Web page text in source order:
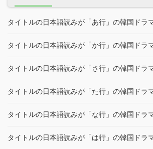
タイトルの日本語読みが「あ行」の韓国ドラ
タイトルの日本語読みが「か行」の韓国ドラ
タイトルの日本語読みが「さ行」の韓国ドラ
タイトルの日本語読みが「た行」の韓国ドラ
タイトルの日本語読みが「な行」の韓国ドラ
タイトルの日本語読みが「は行」の韓国ドラ